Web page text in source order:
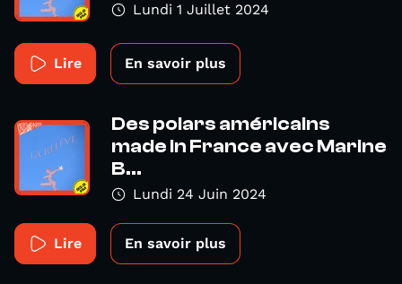
Lundi 1 Juillet 2024
Lire En savoir plus
Des polars américains
made in France avec Marine
B...
Lundi 24 Juin 2024
Lire En savoir plus